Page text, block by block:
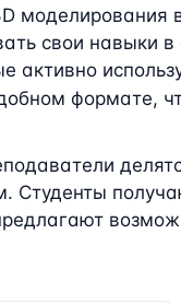
моделирования
свои навыки
активно
формате,
Студенты